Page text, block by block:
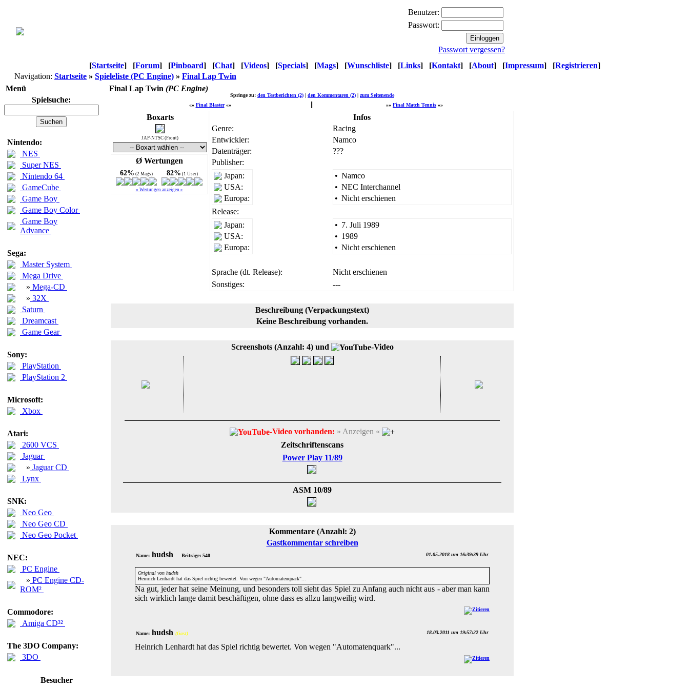
Benutzer:
Passwort:
Passwort vergessen?
[Startseite] [Forum] [Pinboard] [Chat] [Videos] [Specials] [Mags] [Wunschliste] [Links] [Kontakt] [About] [Impressum] [Registrieren]
Navigation: Startseite » Spieleliste (PC Engine) » Final Lap Twin
Menü
Final Lap Twin (PC Engine)
Spielsuche:
Nintendo:
NES
Super NES
Nintendo 64
GameCube
Game Boy
Game Boy Color
Game Boy
Advance
Sega:
Master System
Mega Drive
» Mega-CD
» 32X
Saturn
Dreamcast
Game Gear
Sony:
PlayStation
PlayStation 2
Microsoft:
Xbox
Atari:
2600 VCS
Jaguar
» Jaguar CD
Lynx
SNK:
Neo Geo
Neo Geo CD
Neo Geo Pocket
NEC:
PC Engine
» PC Engine CD-
ROM²
Commodore:
Amiga CD³²
The 3DO Company:
3DO
Besucher
Springe zu: den Testberichten (2) | den Kommentaren (2) | zum Seitenende
«« Final Blaster«« »» Final Match Tennis »»
Boxarts
JAP-NTSC (Front)
Ø Wertungen
62% (2 Mags) 82% (1 User)
« Wertungen anzeigen »
Infos
Genre:
Racing
Entwickler:
Namco
Datenträger:
???
Publisher:
Japan:
USA:
Europa:
• Namco
• NEC Interchannel
• Nicht erschienen
Release:
Japan:
USA:
Europa:
• 7. Juli 1989
• 1989
• Nicht erschienen
Sprache (dt. Release):
Nicht erschienen
Sonstiges:
---
Beschreibung (Verpackungstext)
Keine Beschreibung vorhanden.
Screenshots (Anzahl: 4) und -Video
-Video vorhanden: » Anzeigen «
Zeitschriftenscans
Power Play 11/89
ASM 10/89
Kommentare (Anzahl: 2)
Gastkommentar schreiben
Name: hudsh Beiträge: 540 01.05.2018 um 16:39:39 Uhr
Original von hudsh
Heinrich Lenhardt hat das Spiel richtig bewertet. Von wegen "Automatenquark"...
Na gut, jeder hat seine Meinung, und besonders toll sieht das Spiel zu Anfang auch nicht aus - aber man kann
sich wirklich lange damit beschäftigen, ohne dass es allzu langweilig wird.
Name: hudsh (Gast) 18.03.2011 um 19:57:22 Uhr
Heinrich Lenhardt hat das Spiel richtig bewertet. Von wegen "Automatenquark"...